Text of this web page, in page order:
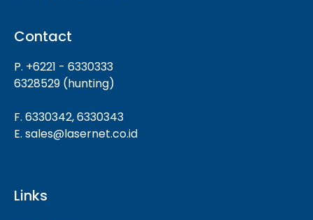
Contact
P. +6221 - 6330333
6328529 (hunting)
F. 6330342, 6330343
E. sales@lasernet.co.id
Links